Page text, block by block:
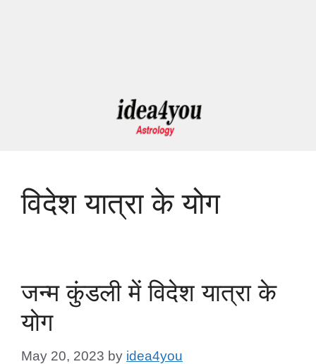
विदेश यात्रा के योग
जन्म कुंडली में विदेश यात्रा के
योग
May 20, 2023 by idea4you